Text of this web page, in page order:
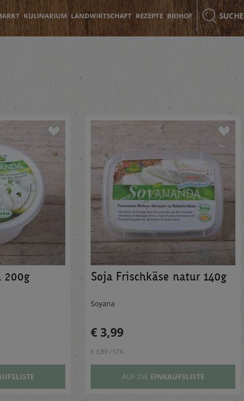
KULINARIUM LANDWIRTSCHAFT REZEPTE BIOHOF SUCHE
200g Soja Frischkäse natur 140g
Soyana
€ 3,99
€ 3,99 / STK
AUF DIE EINKAUFSLISTE